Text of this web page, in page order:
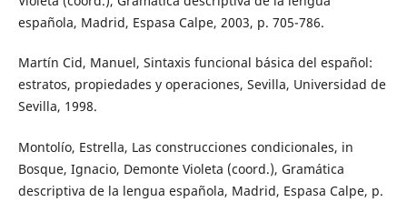
española, Madrid, Espasa Calpe, 2003, p. 705-786.
Martín Cid, Manuel, Sintaxis funcional básica del español:
estratos, propiedades y operaciones, Sevilla, Universidad de
Sevilla, 1998.
Montolío, Estrella, Las construcciones condicionales, in
Bosque, Ignacio, Demonte Violeta (coord.), Gramática
descriptiva de la lengua española, Madrid, Espasa Calpe, p.